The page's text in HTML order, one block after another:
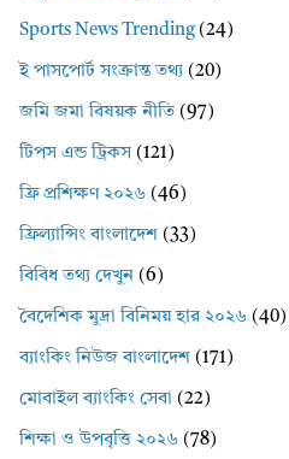
Sports News Trending(24)
ই পাসপোর্ট সংক্রান্ত তথ্য (20)
জমি জমা বিষয়ক নীতি (97)
টিপস এন্ড ট্রিকস (121)
ফ্রি প্রশিক্ষণ ২০২৬ (46)
ফ্রিল্যান্সিং বাংলাদেশ (33)
বিবিধ তথ্য দেখুন (6)
বৈদেশিক মুদ্রা বিনিময় হার ২০২৬ (40)
ব্যাংকিং নিউজ বাংলাদেশ (171)
মোবাইল ব্যাংকিং সেবা (22)
শিক্ষা ও উপবৃত্তি ২০২৬ (78)